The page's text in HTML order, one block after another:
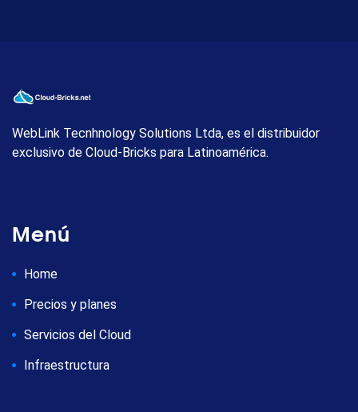
WebLink Tecnhnology Solutions Ltda, es el distribuidor
exclusivo de Cloud-Bricks para Latinoamérica.
Menú
Home
Precios y planes
Servicios del Cloud
Infraestructura